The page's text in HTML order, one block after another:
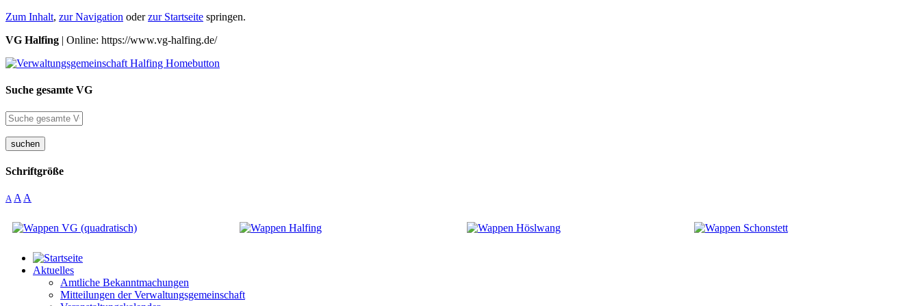
Zum Inhalt, zur Navigation oderzur Startseite springen.
VG Halfing | Online: https://www.vg-halfing.de/
Suche gesamte VG
suchen
Schriftgröße
A A A
Aktuelles
Amtliche Bekanntmachungen
Mitteilungen der Verwaltungsgemeinschaft